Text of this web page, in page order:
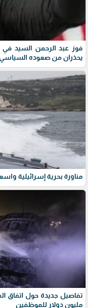
فوز عبد الرحمن السيد
يحذران من صعوده السياسي
مناورة بحرية إسرائيلية
مليون دولار للموظفين